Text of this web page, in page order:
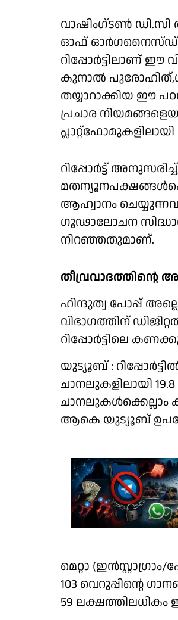
വാഷിംഗ്ടണ്‍ ഡി.സി
ഓഫ് ഓര്‍ഗനൈസ്ഡ്
റിപ്പോര്‍ട്ടിലാണ്
കുനാല്‍
തയ്യാറാക്കിയ ഈ
പ്രചാര
റിപ്പോര്‍ട്ട്
ആഹ്വാനം
ഗൂഢാലോചന
നിറഞ്ഞതുമാണ്.
തീവ്രവാദത്തിന്റെ
ഹിന്ദുത്വ പോപ്പ്
വിഭാഗത്തിന്
റിപ്പോര്‍ട്ടിലെ
യുട്യൂബ് :
ചാനലുകളിലായി
ആകെ യുട്യൂബ്
മെറ്റാ
103 വെറുപ്പിന്റെ
59 ലക്ഷത്തിലധികം